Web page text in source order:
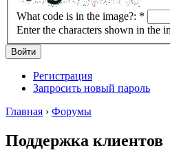
What code is in the image?: *
Enter the characters shown in the
Регистрация
Запросить новый пароль
Главная › Форумы
Поддержка клиентов